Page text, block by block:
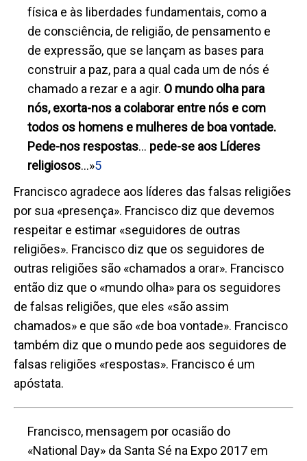
física e às liberdades fundamentais, como a
de consciência, de religião, de pensamento e
de expressão, que se lançam as bases para
construir a paz, para a qual cada um de nós é
chamado a rezar e a agir. O mundo olha para
nós, exorta-nos a colaborar entre nós e com
todos os homens e mulheres de boa vontade.
Pede-nos respostas… pede-se aos Líderes
religiosos...»5
Francisco agradece aos líderes das falsas religiões
por sua «presença». Francisco diz que devemos
respeitar e estimar «seguidores de outras
religiões». Francisco diz que os seguidores de
outras religiões são «chamados a orar». Francisco
então diz que o «mundo olha» para os seguidores
de falsas religiões, que eles «são assim
chamados» e que são «de boa vontade». Francisco
também diz que o mundo pede aos seguidores de
falsas religiões «respostas». Francisco é um
apóstata.
Francisco, mensagem por ocasião do
«National Day» da Santa Sé na Expo 2017 em